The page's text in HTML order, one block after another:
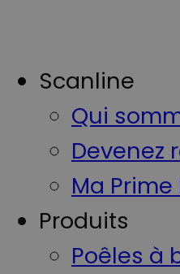
Scanline
Qui
Devenez
Ma Prime
Produits
Poêles à